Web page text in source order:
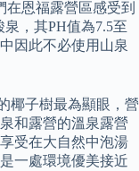
恩福露營區感受到
，其PH值為7.5至
因此不必使用山泉
椰子樹最為顯眼，營
和露營的溫泉露營
受在大自然中泡湯
一處環境優美接近